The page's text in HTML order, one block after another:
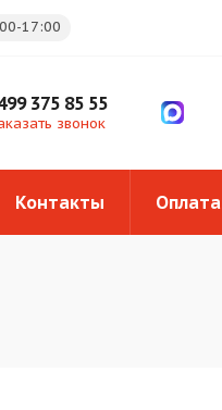
17:00
375 85 55
звонок
Контакты Оплата